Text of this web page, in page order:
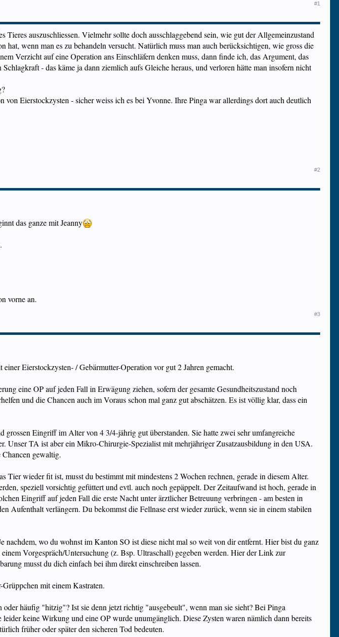
#1
auszuschliessen. Vielmehr sollte doch ausschlaggebend sein, wie gut der Allgemeinzustand
hat, wenn man es zu behandeln versucht. Natürlich muss man auch berücksichtigen, wie gross die
Verzicht auf eine Operation ans Einschläfern denken muss, dann finde ich, das Argument, das
- das käme ja dann ziemlich aufs Gleiche heraus, und verloren hätte man insofern nicht
Eierstockzysten - sicher weiss ich es bei Yvonne. Ihre Pinga war allerdings dort auch deutlich
#2
das ganze mit Jeanny
vorne an.
#3
einer Eierstockzysten- / Gebärmutter-Operation vor gut 2 Jahren gemacht.
eine OP auf jeden Fall in Erwägung ziehen, sofern der gesamte Gesundheitszustand noch
und die Chancen auch im Voraus schon mal ganz gut abschätzen. Es ist völlig klar, dass ein
grossen Eingriff im Alter von 4 3/4-jährig gut überstanden. Sie hatte zwei sehr umfangreiche
Unser TA ist aber ein Mikro-Chirurgie-Spezialist mit mehrjähriger Zusatzausbildung in den USA.
gewaltig.
Tier wieder fit ist, musst du bestimmt mit mindestens 2 Wochen rechnen, gerade in diesem Alter.
speziell vorsichtig gefüttert und evtl. auch noch gepäppelt. Der Zeitaufwand ist hoch, gerade in
Eingriff auf jeden Fall die erste Nacht unter ärztlicher Betreuung verbringen - am besten in
Aufenthalt verlängern. Du bekommst die Fellnase erst wieder zurück, wenn sie in einem stabilen
nachdem, wo du wohnst im Kanton SO ist diese nicht mal so weit von dir entfernt. Hier bist du ganz
Vorgespräch/Untersuchung (z. Bsp. Ultraschall) gegeben werden. Hier der Link zur
musst du dich einfach bei ihm direkt einschreiben lassen.
mit einem Kastraten.
häufig "hitzig"? Ist sie denn jetzt richtig "ausgebeult", wenn man sie sieht? Bei Pinga
keine Wirkung und eine OP wurde unumgänglich. Diese Zysten waren nämlich dann bereits
früher oder später den sicheren Tod bedeuten.